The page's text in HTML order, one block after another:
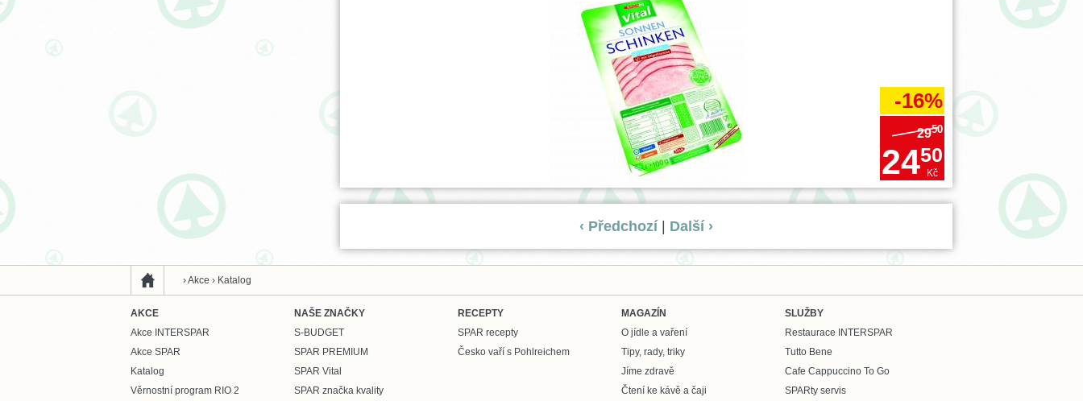
-16%
2950
2450
Kč
‹ Předchozí Další ›
›Akce › Katalog
AKCE
Akce INTERSPAR
Akce SPAR
Katalog
Věrnostní program RIO 2
NAŠE ZNAČKY
S-BUDGET
SPAR PREMIUM
SPAR Vital
SPAR značka kvality
RECEPTY
SPAR recepty
Česko vaří s Pohlreichem
MAGAZÍN
O jídle a vaření
Tipy, rady, triky
Jíme zdravě
Čtení ke kávě a čaji
SLUŽBY
Restaurace INTERSPAR
Tutto Bene
Cafe Cappuccino To Go
SPARty servis